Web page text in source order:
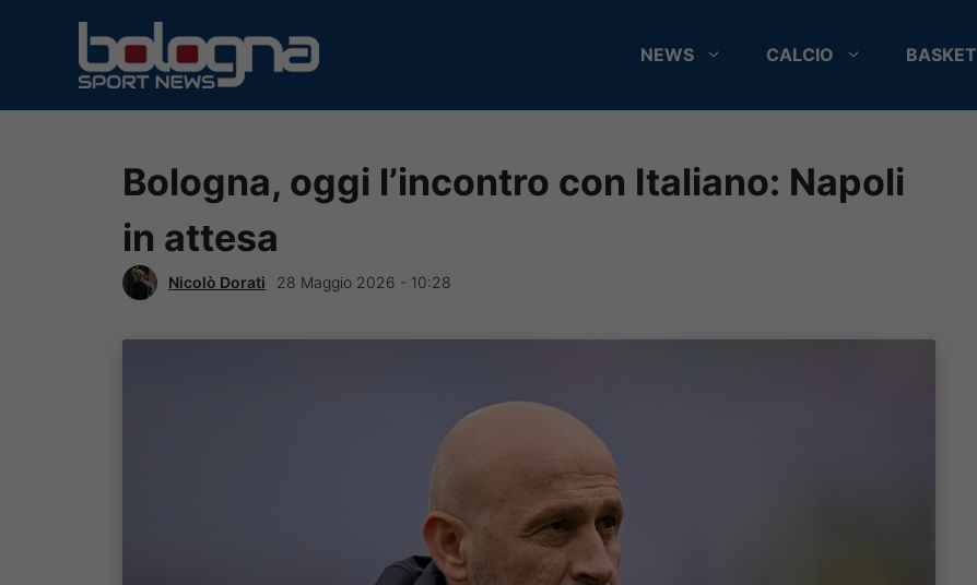
contenuto
NEWS CALCIO BASKET
Bologna, oggi l’incontro con Italiano: Napoli
in attesa
Nicolò Dorati 28 Maggio 2026 - 10:28